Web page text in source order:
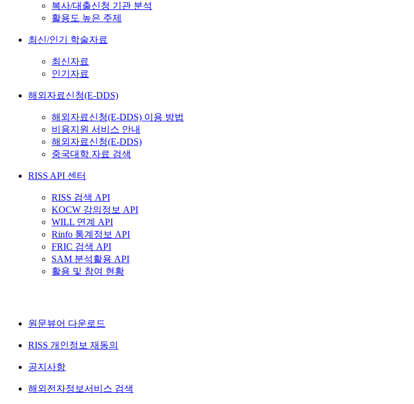
복사/대출신청 기관 분석
활용도 높은 주제
최신/인기 학술자료
최신자료
인기자료
해외자료신청(E-DDS)
해외자료신청(E-DDS) 이용 방법
비용지원 서비스 안내
해외자료신청(E-DDS)
중국대학 자료 검색
RISS API 센터
RISS 검색 API
KOCW 강의정보 API
WILL 연계 API
Rinfo 통계정보 API
FRIC 검색 API
SAM 분석활용 API
활용 및 참여 현황
원문뷰어 다운로드
RISS 개인정보 재동의
공지사항
해외전자정보서비스 검색